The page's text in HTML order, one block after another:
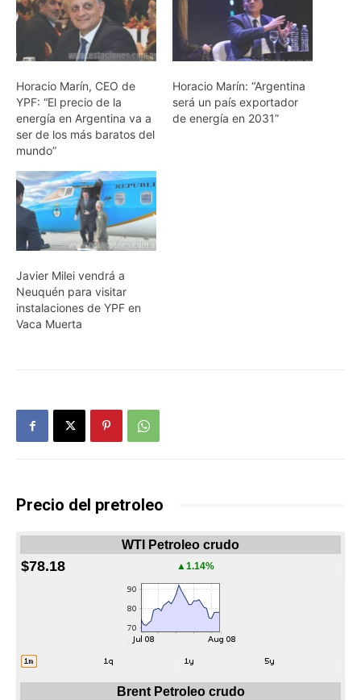
Horacio Marín, CEO de
YPF: “El precio de la
energía en Argentina va a
ser de los más baratos del
mundo”
Horacio Marín: “Argentina
será un país exportador
de energía en 2031”
Javier Milei vendrá a
Neuquén para visitar
instalaciones de YPF en
Vaca Muerta
Precio del pretroleo
WTI Petroleo crudo
$78.18 ▲1.14%
Brent Petroleo crudo